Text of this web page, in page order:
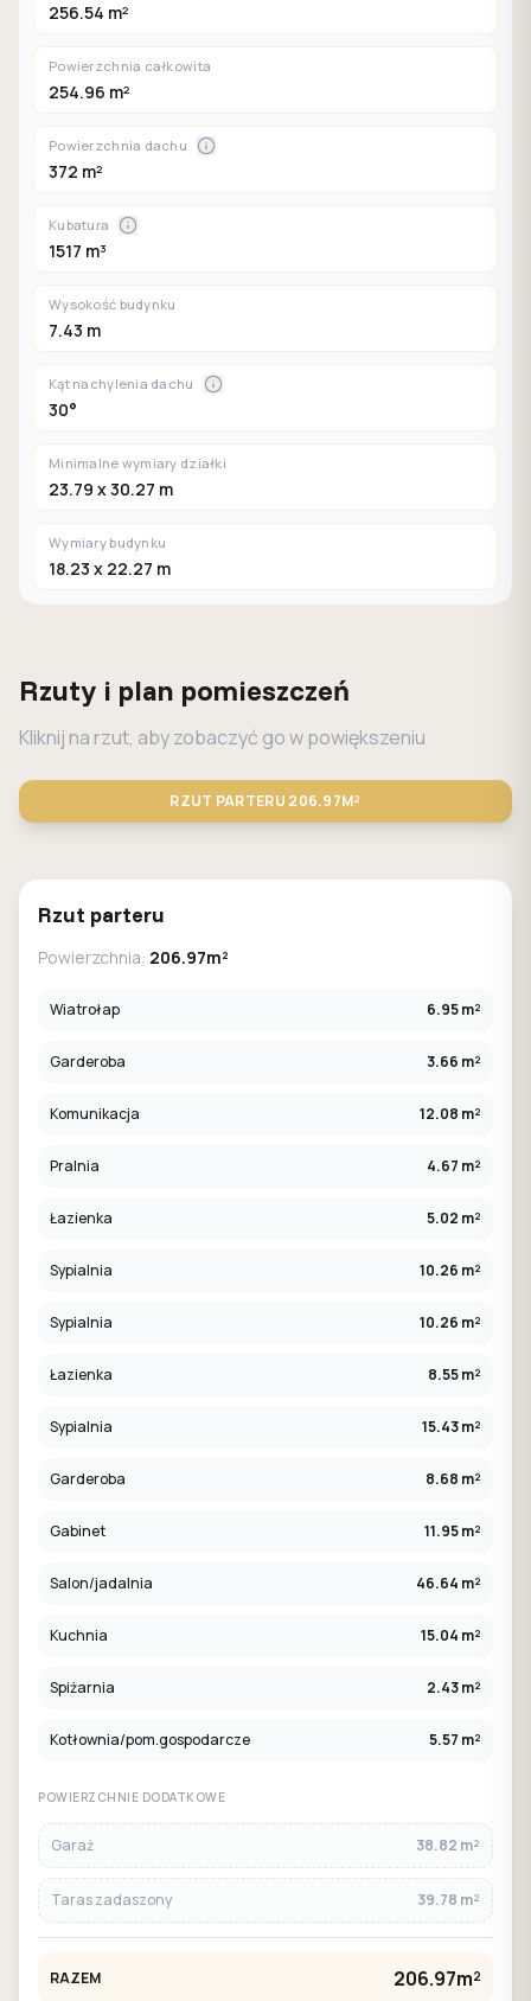
256.54 m²
Powierzchnia całkowita
254.96 m²
Powierzchnia dachu
372 m²
Kubatura
1517 m³
Wysokość budynku
7.43 m
Kąt nachylenia dachu
30°
Minimalne wymiary działki
23.79 x 30.27 m
Wymiary budynku
18.23 x 22.27 m
Rzuty i plan pomieszczeń
Kliknij na rzut, aby zobaczyć go w powiększeniu
RZUT PARTERU 206.97M²
Rzut parteru
Powierzchnia: 206.97m²
Wiatrołap 6.95 m²
Garderoba 3.66 m²
Komunikacja 12.08 m²
Pralnia 4.67 m²
Łazienka 5.02 m²
Sypialnia 10.26 m²
Sypialnia 10.26 m²
Łazienka 8.55 m²
Sypialnia 15.43 m²
Garderoba 8.68 m²
Gabinet 11.95 m²
Salon/jadalnia 46.64 m²
Kuchnia 15.04 m²
Spiżarnia 2.43 m²
Kotłownia/pom.gospodarcze 5.57 m²
POWIERZCHNIE DODATKOWE
Garaż 38.82 m²
Taras zadaszony 39.78 m²
RAZEM 206.97m²